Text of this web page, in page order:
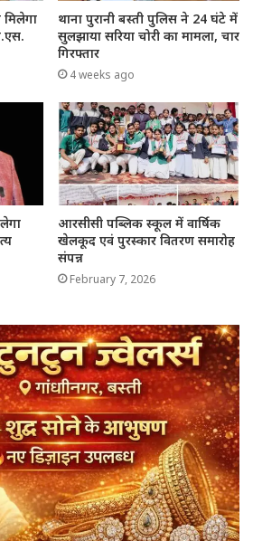
मिलेगा
थाना पुरानी बस्ती पुलिस ने 24 घंटे में
सुलझाया सरिया चोरी का मामला, चार
गिरफ्तार
4 weeks ago
आरसीसी पब्लिक स्कूल में वार्षिक
खेलकूद एवं पुरस्कार वितरण समारोह
संपन्न
February 7, 2026